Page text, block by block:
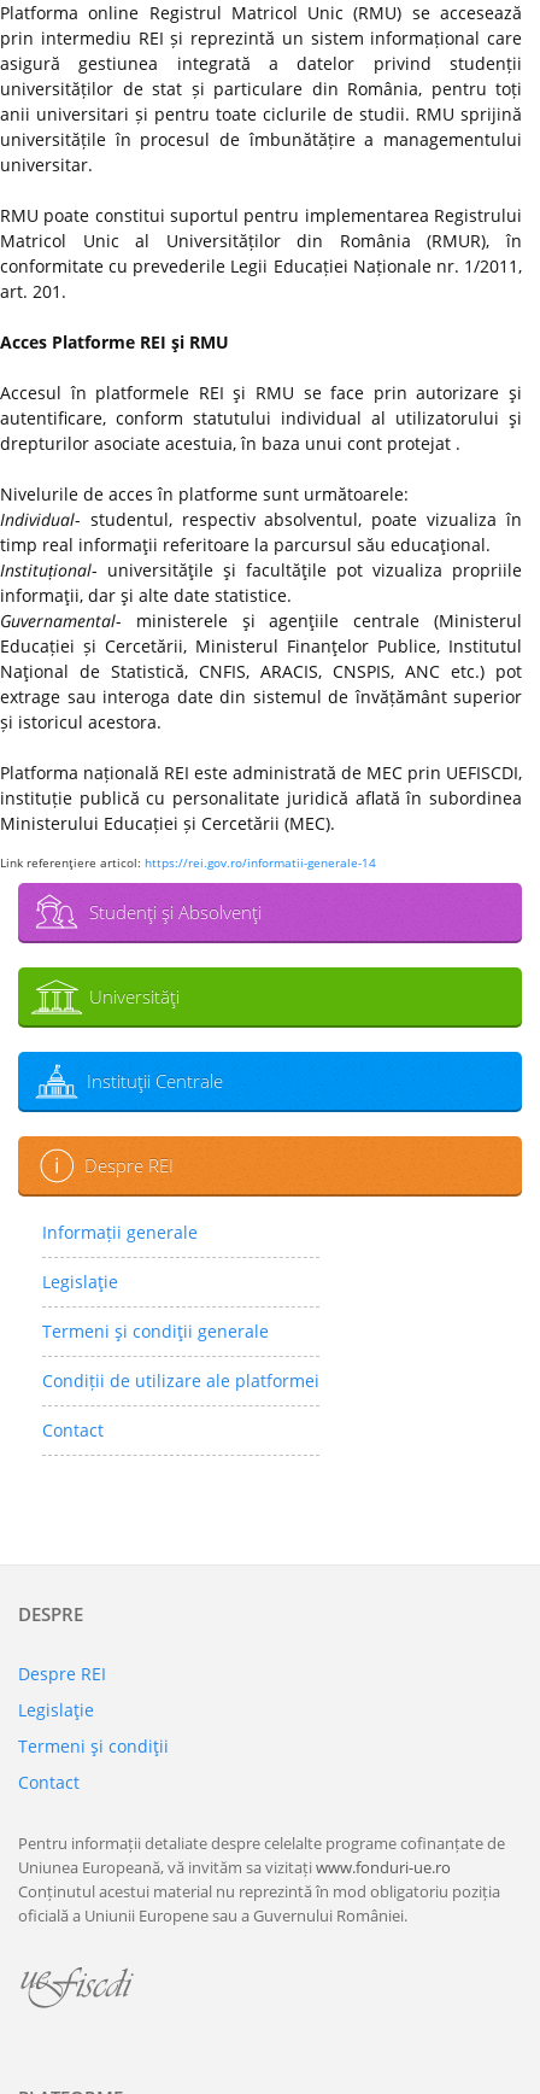
Platforma online Registrul Matricol Unic (RMU) se accesează
prin intermediu REI și reprezintă un sistem informațional care
asigură gestiunea integrată a datelor privind studenții
universităților de stat și particulare din România, pentru toți
anii universitari și pentru toate ciclurile de studii. RMU sprijină
universitățile în procesul de îmbunătățire a managementului
universitar.
RMU poate constitui suportul pentru implementarea Registrului
Matricol Unic al Universităților din România (RMUR), în
conformitate cu prevederile Legii Educației Naționale nr. 1/2011,
art. 201.
Acces Platforme REI şi RMU
Accesul în platformele REI şi RMU se face prin autorizare şi
autentificare, conform statutului individual al utilizatorului şi
drepturilor asociate acestuia, în baza unui cont protejat .
Nivelurile de acces în platforme sunt următoarele:
Individual- studentul, respectiv absolventul, poate vizualiza în
timp real informaţii referitoare la parcursul său educaţional.
Instituțional- universităţile şi facultăţile pot vizualiza propriile
informaţii, dar şi alte date statistice.
Guvernamental- ministerele şi agenţiile centrale (Ministerul
Educației și Cercetării, Ministerul Finanţelor Publice, Institutul
Naţional de Statistică, CNFIS, ARACIS, CNSPIS, ANC etc.) pot
extrage sau interoga date din sistemul de învățământ superior
și istoricul acestora.
Platforma națională REI este administrată de MEC prin UEFISCDI,
instituție publică cu personalitate juridică aflată în subordinea
Ministerului Educației și Cercetării (MEC).
Link referenţiere articol: https://rei.gov.ro/informatii-generale-14
Studenţi şi Absolvenţi
Universităţi
Instituţii Centrale
Despre REI
Informații generale
Legislaţie
Termeni şi condiţii generale
Condiții de utilizare ale platformei
Contact
DESPRE
Despre REI
Legislaţie
Termeni şi condiţii
Contact
Pentru informații detaliate despre celelalte programe cofinanțate de
Uniunea Europeană, vă invităm sa vizitațiwww.fonduri-ue.ro
Conținutul acestui material nu reprezintă în mod obligatoriu poziția
oficială a Uniunii Europene sau a Guvernului României.